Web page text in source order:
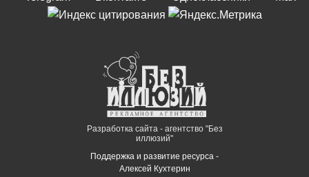
Разработка сайта - агентство "Без
иллюзий"
Поддержка и развитие ресурса -
Алексей Кухтерин